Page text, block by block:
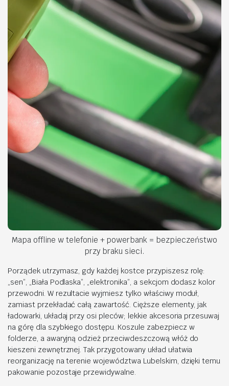
Mapa offline w telefonie + powerbank = bezpieczeństwo
przy braku sieci.
Porządek utrzymasz, gdy każdej kostce przypiszesz rolę:
„sen”, „Biała Podlaska”, „elektronika”, a sekcjom dodasz kolor
przewodni. W rezultacie wyjmiesz tylko właściwy moduł,
zamiast przekładać całą zawartość. Cięższe elementy, jak
ładowarki, układaj przy osi pleców; lekkie akcesoria przesuwaj
na górę dla szybkiego dostępu. Koszule zabezpiecz w
folderze, a awaryjną odzież przeciwdeszczową włóż do
kieszeni zewnętrznej. Tak przygotowany układ ułatwia
reorganizację na terenie województwa Lubelskim, dzięki temu
pakowanie pozostaje przewidywalne.